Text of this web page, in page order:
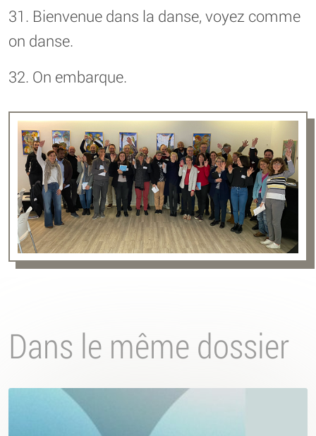
31. Bienvenue dans la danse, voyez comme
on danse.
32. On embarque.
Dans le même dossier